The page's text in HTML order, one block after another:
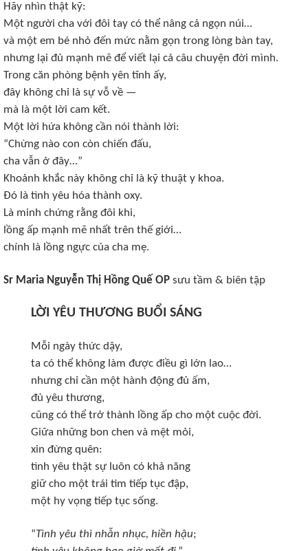
Hãy nhìn thật kỹ:
Một người cha với đôi tay có thể nâng cả ngọn núi…
và một em bé nhỏ đến mức nằm gọn trong lòng bàn tay,
nhưng lại đủ mạnh mẽ để viết lại cả câu chuyện đời mình.
Trong căn phòng bệnh yên tĩnh ấy,
đây không chỉ là sự vỗ về —
mà là một lời cam kết.
Một lời hứa không cần nói thành lời:
“Chừng nào con còn chiến đấu,
cha vẫn ở đây…”
Khoảnh khắc này không chỉ là kỹ thuật y khoa.
Đó là tình yêu hóa thành oxy.
Là minh chứng rằng đôi khi,
lồng ấp mạnh mẽ nhất trên thế giới…
chính là lồng ngực của cha mẹ.
Sr Maria Nguyễn Thị Hồng Quế OP sưu tầm & biên tập
LỜI YÊU THƯƠNG BUỔI SÁNG
Mỗi ngày thức dậy,
ta có thể không làm được điều gì lớn lao…
nhưng chỉ cần một hành động đủ ấm,
đủ yêu thương,
cũng có thể trở thành lồng ấp cho một cuộc đời.
Giữa những bon chen và mệt mỏi,
xin đừng quên:
tình yêu thật sự luôn có khả năng
giữ cho một trái tim tiếp tục đập,
một hy vọng tiếp tục sống.
“Tình yêu thì nhẫn nhục, hiền hậu;